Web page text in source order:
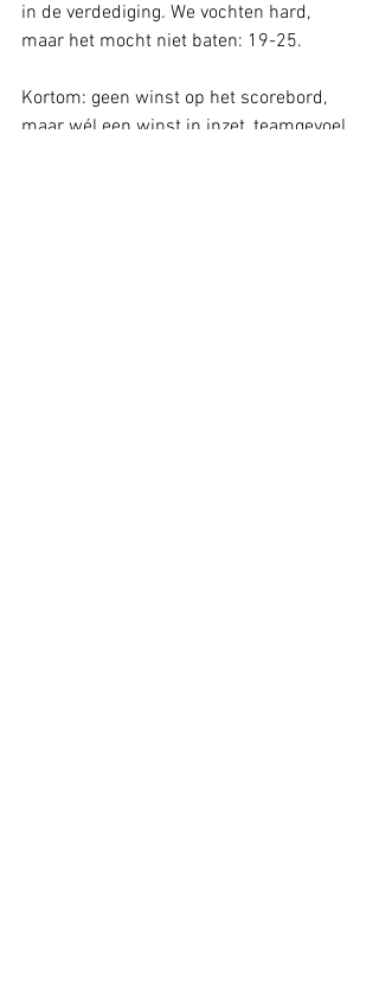
in de verdediging. We vochten hard,
maar het mocht niet baten: 19-25.
Kortom: geen winst op het scorebord,
maar wél een winst in inzet, teamgevoel